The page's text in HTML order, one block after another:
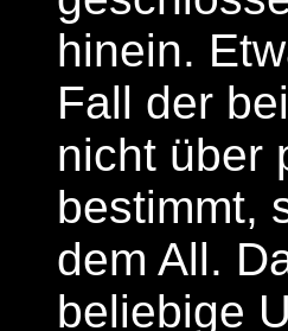
hinein.
Fall der
nicht über
bestimmt,
dem All.
beliebige